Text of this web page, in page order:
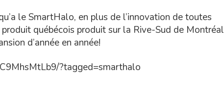
le SmartHalo, en plus de l’innovation de toutes
produit québécois produit sur la Rive-Sud de Montréal
d’année en année!
?tagged=smarthalo